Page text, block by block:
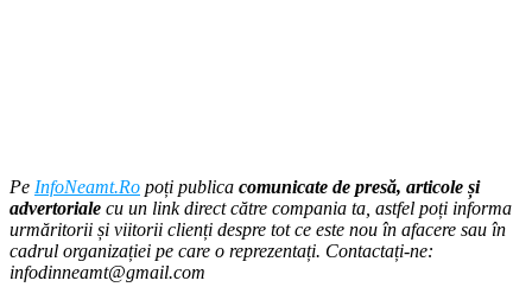
Pe InfoNeamt.Ro poți publica comunicate de presă, articole și
advertoriale cu un link direct către compania ta, astfel poți informa
urmăritorii și viitorii clienți despre tot ce este nou în afacere sau în
cadrul organizației pe care o reprezentați. Contactați-ne:
infodinneamt@gmail.com